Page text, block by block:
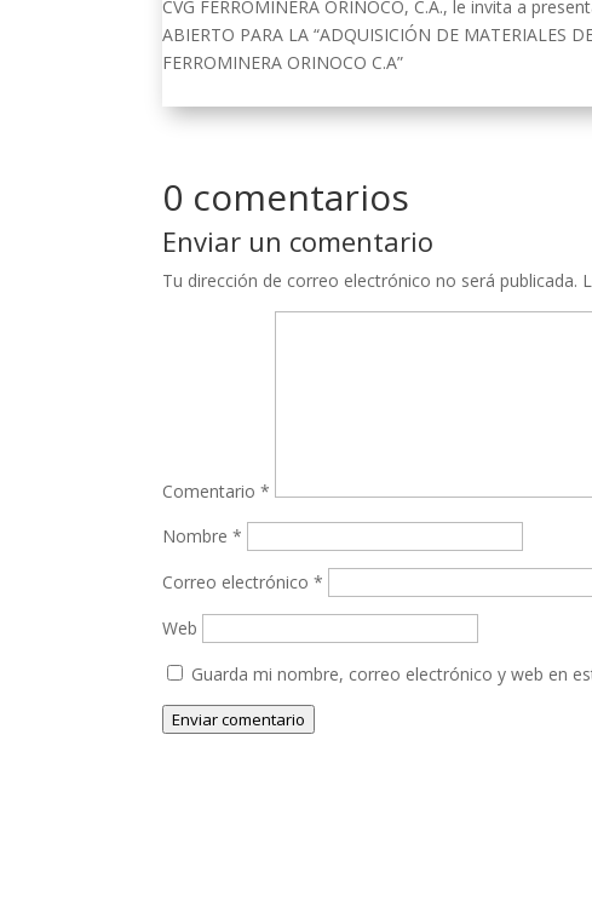
CVG FERROMINERA ORINOCO, C.A., le invita a
ABIERTO PARA LA “ADQUISICIÓN DE MATERIALES
FERROMINERA ORINOCO C.A”
0 comentarios
Enviar un comentario
Tu dirección de correo electrónico no será publicada.
Comentario*
Nombre*
Correo electrónico*
Web
Guarda mi nombre, correo electrónico y web en
Enviar comentario